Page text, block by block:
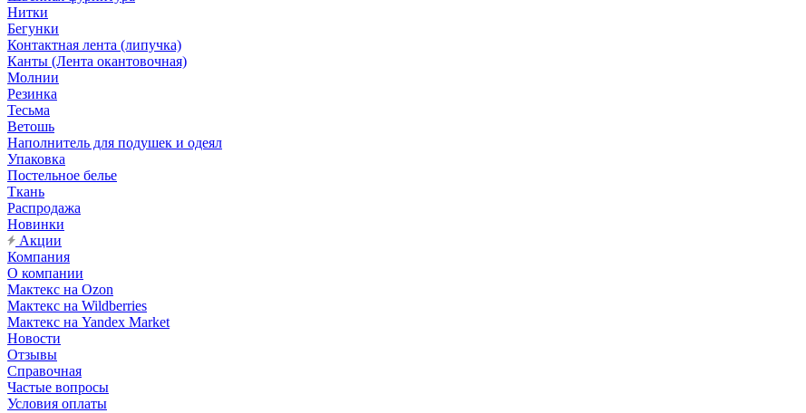
Нитки
Бегунки
Контактная лента (липучка)
Канты (Лента окантовочная)
Молнии
Резинка
Тесьма
Ветошь
Наполнитель для подушек и одеял
Упаковка
Постельное белье
Ткань
Распродажа
Новинки
Акции
Компания
О компании
Мактекс на Ozon
Мактекс на Wildberries
Мактекс на Yandex Market
Новости
Отзывы
Справочная
Частые вопросы
Условия оплаты